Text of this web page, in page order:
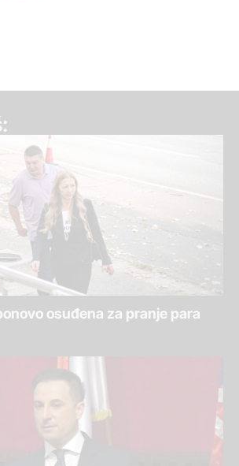
osuđena za pranje para